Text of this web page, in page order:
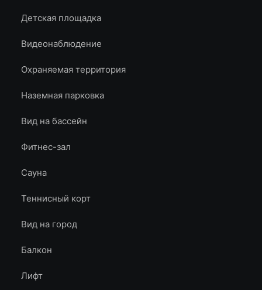
Детская площадка
Видеонаблюдение
Охраняемая территория
Наземная парковка
Вид на бассейн
Фитнес-зал
Сауна
Теннисный корт
Вид на город
Балкон
Лифт